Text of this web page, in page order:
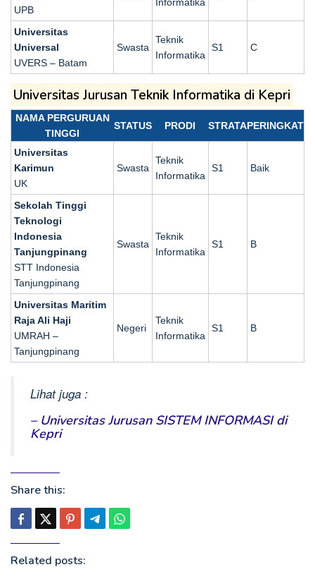
UPB
Universitas
Universal
UVERS – Batam
Swasta
Teknik
Informatika
S1 C
Universitas Jurusan Teknik Informatika di Kepri
NAMA PERGURUAN
TINGGI
STATUS PRODI STRATAPERINGKAT
Universitas
Karimun
UK
Swasta
Teknik
Informatika
S1 Baik
Sekolah Tinggi
Teknologi
Indonesia
Tanjungpinang
STT Indonesia
Tanjungpinang
Swasta
Teknik
Informatika
S1 B
Universitas Maritim
Raja Ali Haji
UMRAH –
Tanjungpinang
Negeri
Teknik
Informatika
S1 B
Lihat juga :
– Universitas Jurusan SISTEM INFORMASI di
Kepri
Share this:
Related posts: